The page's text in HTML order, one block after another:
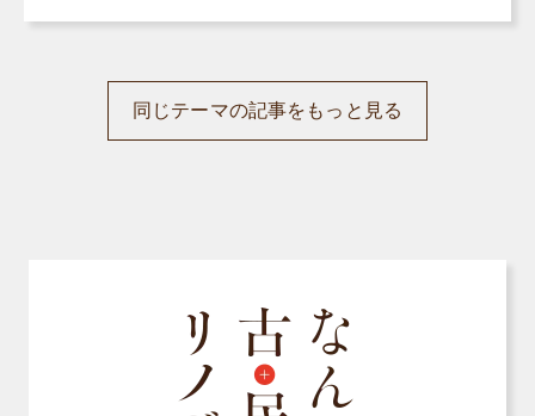
同じテーマの記事をもっと見る